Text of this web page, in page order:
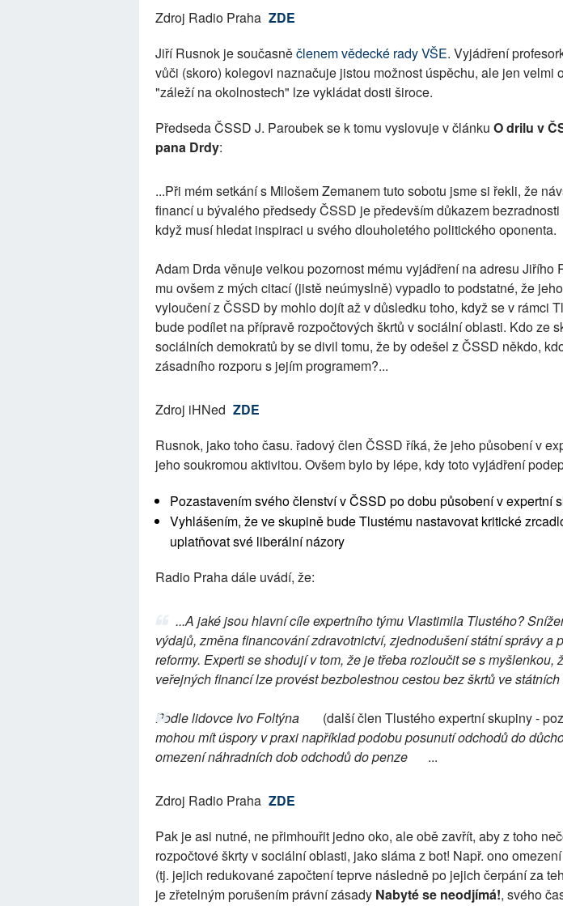
Zdroj Radio Praha ZDE
Jiří Rusnok je současněčlenem vědecké rady VŠE. Vyjádření
vůči (skoro) kolegovi naznačuje jistou možnost úspěchu, ale jen velmi
"záleží na okolnostech" lze vykládat dosti široce.
Předseda ČSSD J. Paroubek se k tomu vyslovuje v článku O drilu v
pana Drdy:
...Při mém setkání s Milošem Zemanem tuto sobotu jsme si řekli, že
financí u bývalého předsedy ČSSD je především důkazem bezradnosti
když musí hledat inspiraci u svého dlouholetého politického oponenta.
Adam Drda věnuje velkou pozornost mému vyjádření na adresu Jiřího
mu ovšem z mých citací (jistě neúmyslně) vypadlo to podstatné, že
vyloučení z ČSSD by mohlo dojít až v důsledku toho, když se v rámci
bude podílet na přípravě rozpočtových škrtů v sociální oblasti. Kdo ze
sociálních demokratů by se divil tomu, že by odešel z ČSSD někdo,
zásadního rozporu s jejím programem?...
Zdroj iHNed ZDE
Rusnok, jako toho času. řadový člen ČSSD říká, že jeho působení v
jeho soukromou aktivitou. Ovšem bylo by lépe, kdy toto vyjádření
Pozastavením svého členství v ČSSD po dobu působení v expertní
Vyhlášením, že ve skupině bude Tlustému nastavovat kritické
uplatňovat své liberální názory
Radio Praha dále uvádí, že:
...A jaké jsou hlavní cíle expertního týmu Vlastimila Tlustého?
výdajů, změna financování zdravotnictví, zjednodušení státní správy a
reformy. Experti se shodují v tom, že je třeba rozloučit se s myšlenkou,
veřejných financí lze provést bezbolestnou cestou bez škrtů ve
Podle lidovce Ivo Foltýna
(další člen Tlustého expertní skupiny -
mohou mít úspory v praxi například podobu posunutí odchodů do
omezení náhradních dob odchodů do penze
...
Zdroj Radio Praha ZDE
Pak je asi nutné, ne přimhouřit jedno oko, ale obě zavřít, aby z toho
rozpočtové škrty v sociální oblasti, jako sláma z bot! Např. ono
(tj. jejich redukované započtení teprve následně po jejich čerpání za
je zřetelným porušením právní zásady Nabyté se neodjímá!, svého